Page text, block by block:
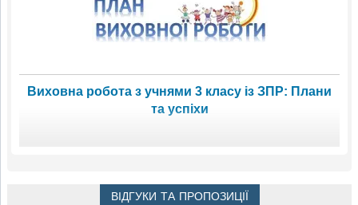
Виховна робота з учнями 3 класу із ЗПР: Плани
та успіхи
ВІДГУКИ ТА ПРОПОЗИЦІЇ